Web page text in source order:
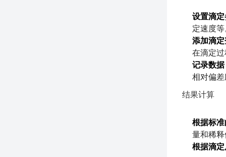
设置滴
定速度
添加滴定
在滴定
记录数据
相对偏
结果计算
根据标
量和稀
根据滴